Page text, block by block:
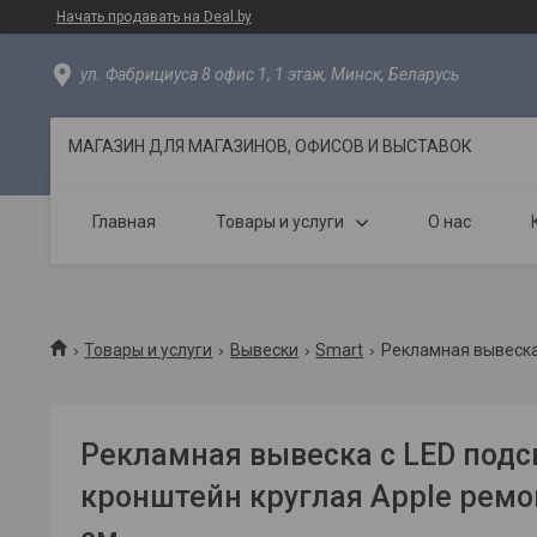
Начать продавать на Deal.by
ул. Фабрициуса 8 офис 1, 1 этаж, Минск, Беларусь
МАГАЗИН ДЛЯ МАГАЗИНОВ, ОФИСОВ И ВЫСТАВОК
Главная Товары и услуги О нас
Товары и услуги Вывески Smart Рекламная
Рекламная вывеска с LED
кронштейн круглая Apple